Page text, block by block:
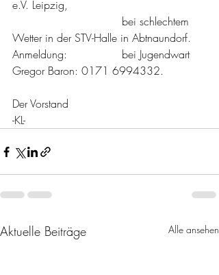
e.V. Leipzig,
Wetter in der STV-Halle in Abtnaundorf.
Anmeldung:		bei Jugendwart
Gregor Baron: 0171 6994332.
Der Vorstand
-KL-
Aktuelle Beiträge Alle ansehen